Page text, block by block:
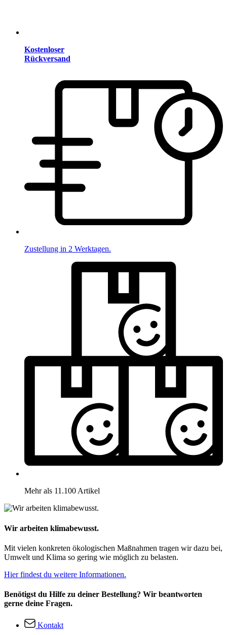
Kostenloser
Rückversand
Zustellung in 2 Werktagen.
Mehr als 11.100 Artikel
Wir arbeiten klimabewusst.
Mit vielen konkreten ökologischen Maßnahmen tragen wir dazu bei,
Umwelt und Klima so gering wie möglich zu belasten.
Hier findest du weitere Informationen.
Benötigst du Hilfe zu deiner Bestellung? Wir beantworten
gerne deine Fragen.
Kontakt